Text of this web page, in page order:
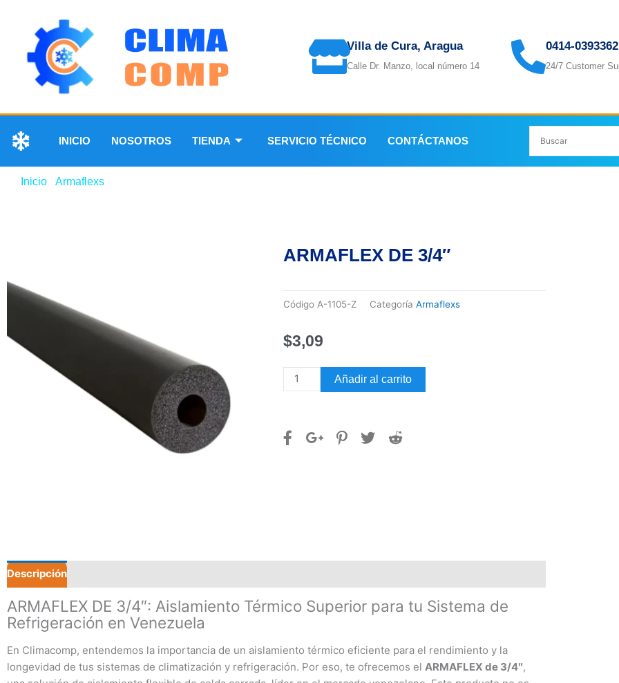
Villa de Cura, Aragua
Calle Dr. Manzo, local número 14
0414-0393362
24/7 Customer
INICIO NOSOTROS TIENDA SERVICIO TÉCNICO CONTÁCTANOS
Inicio Armaflexs
ARMAFLEX DE 3/4″
Código A-1105-Z Categoría Armaflexs
$3,09
ARMAFLEX
DE
Añadir al carrito
Descripción
ARMAFLEX DE 3/4″: Aislamiento Térmico Superior para tu Sistema de
Refrigeración en Venezuela
En Climacomp, entendemos la importancia de un aislamiento térmico eficiente para el rendimiento y la
longevidad de tus sistemas de climatización y refrigeración. Por eso, te ofrecemos el ARMAFLEX de 3/4″,